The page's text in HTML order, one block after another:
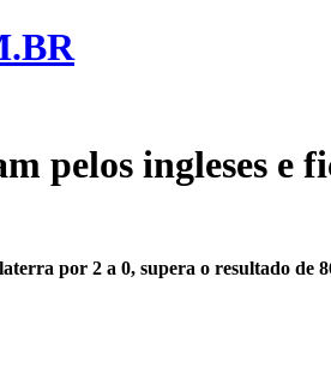
pelos ingleses e
por 2 a 0, supera o resultado de